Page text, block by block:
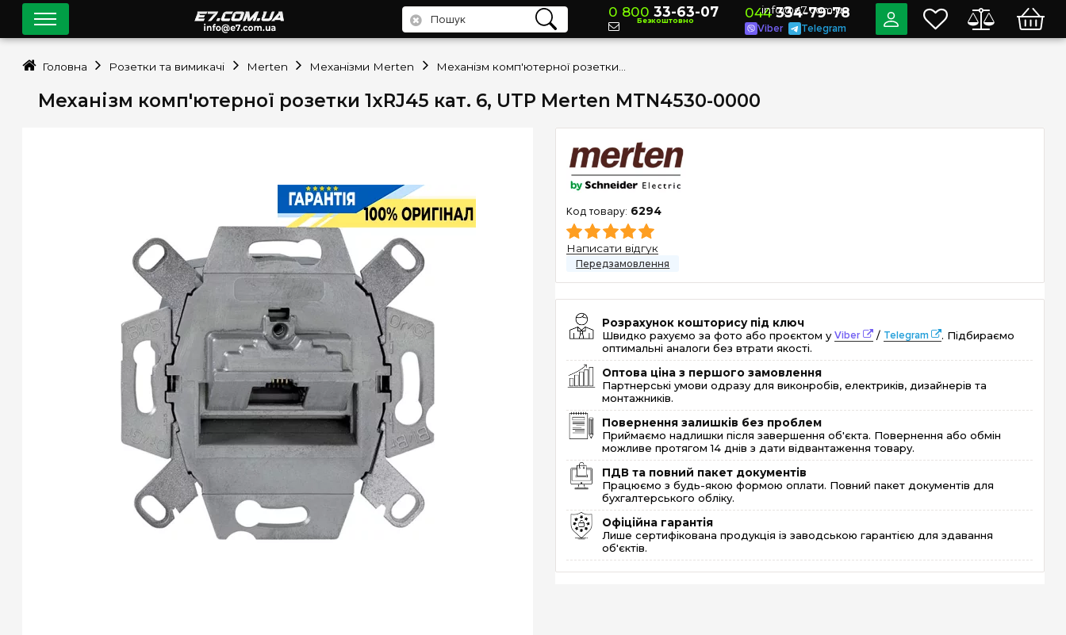
Механізм комп'ютерної розетки 1xRJ45 кат. 6, UTP Merten MTN4530-0000
6294
Написати відгук
Розрахунок кошторису під ключ
Швидко рахуємо за фото або проєктом уViber / Telegram
. Підбираємо
оптимальні аналоги без втрати якості.
Оптова ціна з першого замовлення
Партнерські умови одразу для виконробів, електриків, дизайнерів та
монтажників.
Повернення залишків без проблем
Приймаємо надлишки після завершення об'єкта. Повернення або обмін
можливе протягом 14 днів з дати відвантаження товару.
ПДВ та повний пакет документів
Працюємо з будь-якою формою оплати. Повний пакет документів для
бухгалтерського обліку.
Офіційна гарантія
Лише сертифікована продукція із заводською гарантією для здавання
об'єктів.
0 800 33-63-07
Безкоштовно
info@e7.com.ua
044334-79-78
Viber Telegram
Головна Розетки та вимикачі Merten Механізми Merten